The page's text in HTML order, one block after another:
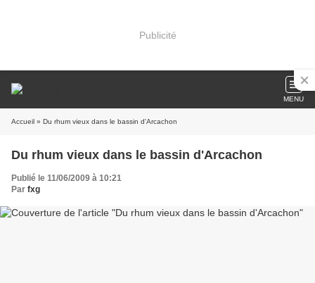
Publicité
MENU
Accueil » Du rhum vieux dans le bassin d'Arcachon
Du rhum vieux dans le bassin d'Arcachon
Publié le 11/06/2009 à 10:21
Par fxg